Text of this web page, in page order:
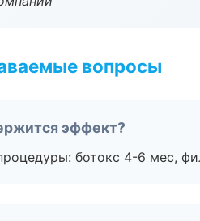
вопросы
эффект?
ботокс 4-6 мес,